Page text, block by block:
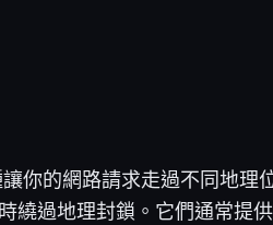
你的網路請求走過不同地理
繞過地理封鎖。它們通常提供